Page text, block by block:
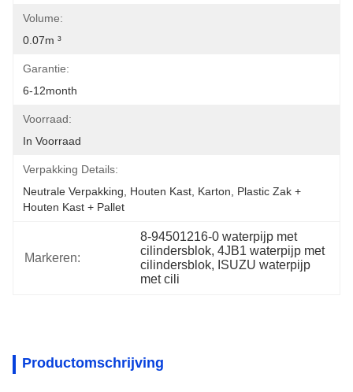
Volume:
0.07m ³
Garantie:
6-12month
Voorraad:
In Voorraad
Verpakking Details:
Neutrale Verpakking, Houten Kast, Karton, Plastic Zak +
Houten Kast + Pallet
Markeren:
8-94501216-0 waterpijp met
cilindersblok, 4JB1 waterpijp met
cilindersblok, ISUZU waterpijp
met cili
Productomschrijving